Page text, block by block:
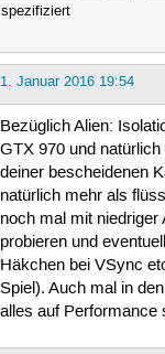
1. Januar 2016 19:54
Bezüglich Alien:
GTX 970 und
deiner bescheidenen
natürlich mehr als
noch mal mit niedriger
probieren und
Häkchen bei VSync
Spiel). Auch mal in
alles auf Performance